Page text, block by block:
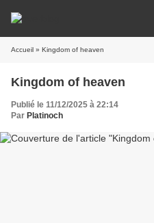
Accueil » Kingdom of heaven
Kingdom of heaven
Publié le 11/12/2025 à 22:14
Par Platinoch